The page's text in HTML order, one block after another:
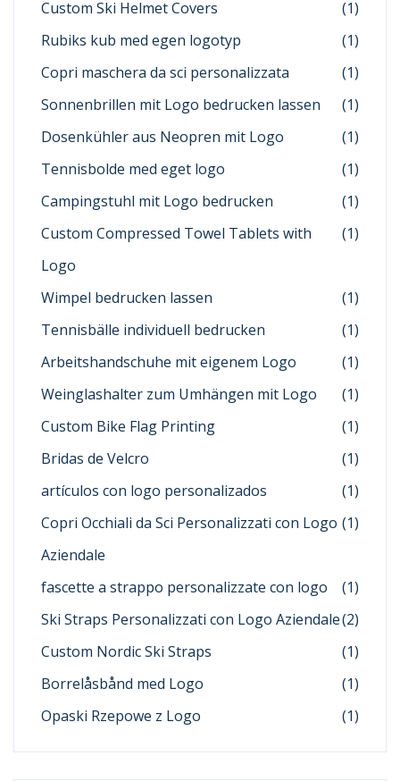
Custom Ski Helmet Covers
(1)
Rubiks kub med egen logotyp
(1)
Copri maschera da sci personalizzata
(1)
Sonnenbrillen mit Logo bedrucken lassen
(1)
Dosenkühler aus Neopren mit Logo
(1)
Tennisbolde med eget logo
(1)
Campingstuhl mit Logo bedrucken
(1)
Custom Compressed Towel Tablets with
Logo
(1)
Wimpel bedrucken lassen
(1)
Tennisbälle individuell bedrucken
(1)
Arbeitshandschuhe mit eigenem Logo
(1)
Weinglashalter zum Umhängen mit Logo
(1)
Custom Bike Flag Printing
(1)
Bridas de Velcro
(1)
artículos con logo personalizados
(1)
Copri Occhiali da Sci Personalizzati con Logo
Aziendale
(1)
fascette a strappo personalizzate con logo
(1)
Ski Straps Personalizzati con Logo Aziendale(2)
Custom Nordic Ski Straps
(1)
Borrelåsbånd med Logo
(1)
Opaski Rzepowe z Logo
(1)